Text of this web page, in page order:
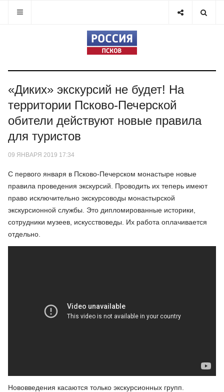
«Диких» экскурсий не будет! На
территории Псково-Печерской
обители действуют новые правила
для туристов
09 ЯНВАРЯ 2019 17:34
С первого января в Псково-Печерском монастыре новые
правила проведения экскурсий. Проводить их теперь имеют
право исключительно экскурсоводы монастырской
экскурсионной службы. Это дипломированные историки,
сотрудники музеев, искусствоведы. Их работа оплачивается
отдельно.
Нововведения касаются только экскурсионных групп.